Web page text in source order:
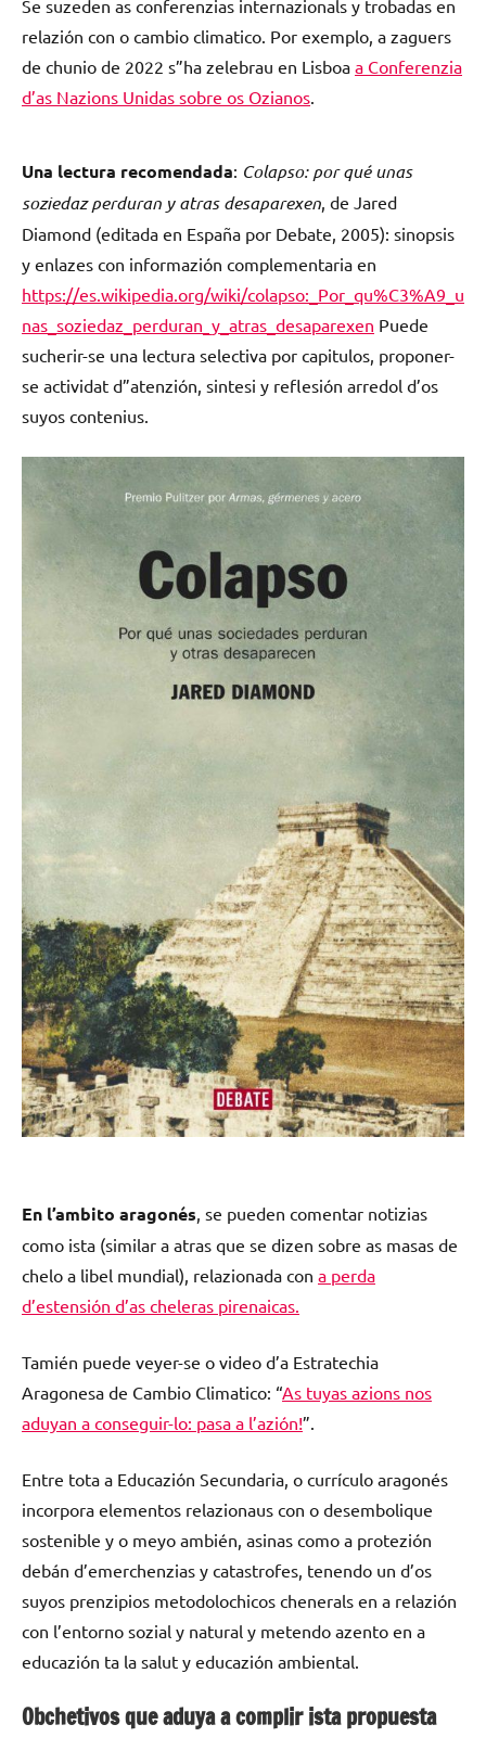
Se suzeden as conferenzias internazionals y trobadas en
relazión con o cambio climatico. Por exemplo, a zaguers
de chunio de 2022 s”ha zelebrau en Lisboa a Conferenzia
d’as Nazions Unidas sobre os Ozianos
Una lectura recomendada: Colapso: por qué unas
soziedaz perduran y atras desaparexen , de Jared
Diamond (editada en España por Debate, 2005): sinopsis
y enlazes con informazión complementaria en
https://es.wikipedia.org/wiki/colapso:_Por_qu%C3%A9_u
nas_soziedaz_perduran_y_atras_desaparexen Puede
sucherir-se una lectura selectiva por capitulos, proponer-
se actividat d”atenzión, sintesi y reflesión arredol d’os
suyos contenius.
En l’ambito aragonés , se pueden comentar notizias
como ista (similar a atras que se dizen sobre as masas de
chelo a libel mundial), relazionada con a perda
d’estensión d’as cheleras pirenaicas
Tamién puede veyer-se o video d’a Estratechia
Aragonesa de Cambio Climatico: “As tuyas azions nos
aduyan a conseguir-lo: pasa a l’azión!”.
Entre tota a Educazión Secundaria, o currículo aragonés
incorpora elementos relazionaus con o desembolique
sostenible y o meyo ambién, asinas como a protezión
debán d’emerchenzias y catastrofes, tenendo un d’os
suyos prenzipios metodolochicos chenerals en a relazión
con l’entorno sozial y natural y metendo azento en a
educazión ta la salut y educazión ambiental.
Obchetivos que aduya a complir ista propuesta